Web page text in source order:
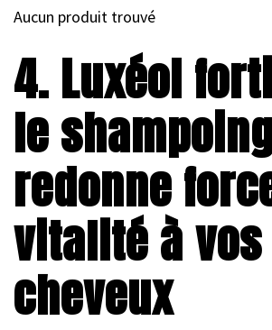
Aucun produit trouvé
4. Luxéol
le
redonne
vitalité à vos
cheveux